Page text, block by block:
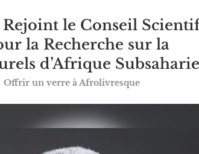
le Conseil
la Recherche sur la
d’Afrique
Offrir un verre à Afrolivresque